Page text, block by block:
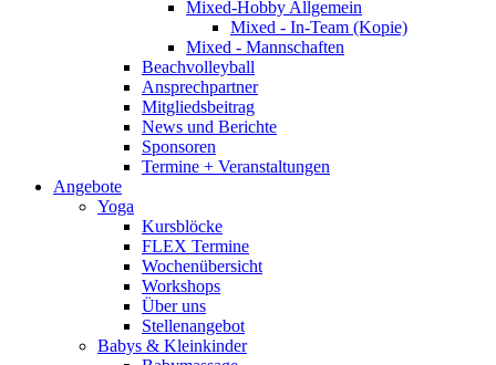
Mixed-Hobby Allgemein
Mixed - In-Team (Kopie)
Mixed - Mannschaften
Beachvolleyball
Ansprechpartner
Mitgliedsbeitrag
News und Berichte
Sponsoren
Termine + Veranstaltungen
Angebote
Yoga
Kursblöcke
FLEX Termine
Wochenübersicht
Workshops
Über uns
Stellenangebot
Babys & Kleinkinder